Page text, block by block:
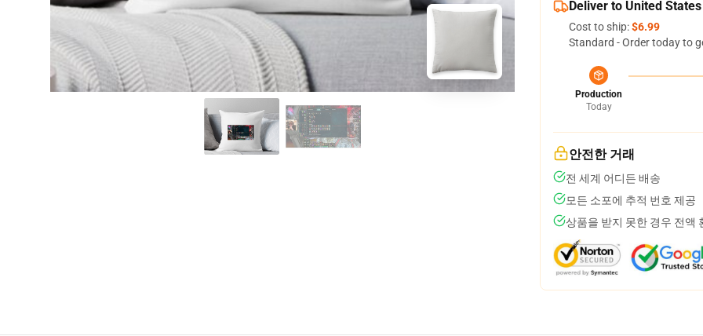
Deliver to United States
Cost to ship:$6.99
Standard - Order today to
Production
Today
안전한 거래
전 세계 어디든 배송
모든 소포에 추적 번호 제공
상품을 받지 못한 경우 전액